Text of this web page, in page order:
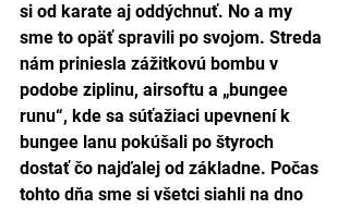
si od karate aj oddýchnuť. No a my
sme to opäť spravili po svojom. Streda
nám priniesla zážitkovú bombu v
podobe ziplinu, airsoftu a „bungee
runu“, kde sa súťažiaci upevnení k
bungee lanu pokúšali po štyroch
dostať čo najďalej od základne. Počas
tohto dňa sme si všetci siahli na dno